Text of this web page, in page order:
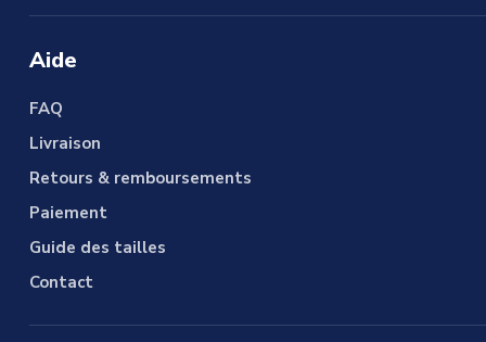
Aide
FAQ
Livraison
Retours & remboursements
Paiement
Guide des tailles
Contact